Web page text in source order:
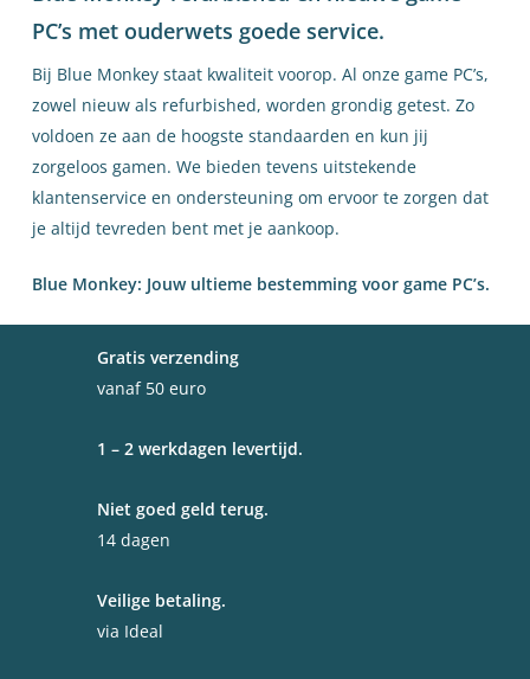
PC’s met ouderwets goede service.
Bij Blue Monkey staat kwaliteit voorop. Al onze game PC’s,
zowel nieuw als refurbished, worden grondig getest. Zo
voldoen ze aan de hoogste standaarden en kun jij
zorgeloos gamen. We bieden tevens uitstekende
klantenservice en ondersteuning om ervoor te zorgen dat
je altijd tevreden bent met je aankoop.
Blue Monkey: Jouw ultieme bestemming voor game PC’s.
Gratis verzending
vanaf 50 euro
1 – 2 werkdagen levertijd.
Niet goed geld terug.
14 dagen
Veilige betaling.
via Ideal